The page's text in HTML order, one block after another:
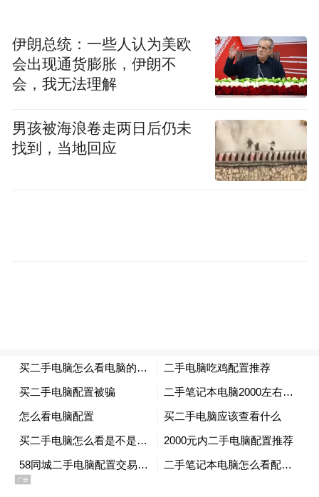
1992年9月，中国载人航天工程“三步走”发展
战略提出并被批准实施。该战略目标的第一
步是，发射载人飞船，建成初步配套的试验
步是，突破航天员出舱活动技术、空间飞行
器的交会对接技术，发射空间实验室，解决
有一定规模的、短期有人照料的空间应用问
保护和开发地球。探索太空和利用太空，可
以解决人类的通信、导航、遥感等问题，而
且这些问题也涉及国家安全和军事应用。此
外，探索太空也可以帮助解决地球的生态保
护和能源的持续利用，并开发利用太空资
源，用于改善地球上人类的生活。
伊朗总统：一些人认为美欧
会出现通货膨胀，伊朗不
会，我无法理解
男孩被海浪卷走两日后仍未
找到，当地回应